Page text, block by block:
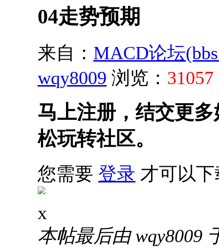
04走势预期
来自： MACD论坛
wqy8009 浏览： 31057
马上注册，结交更
松玩转社区。
您需要 登录 才可以
x
本帖最后由 wqy8009